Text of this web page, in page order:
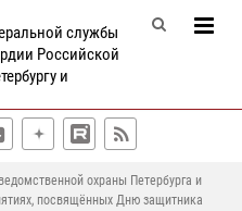
службы
Российской
и
охраны Петербурга и
посвящённых Дню защитника